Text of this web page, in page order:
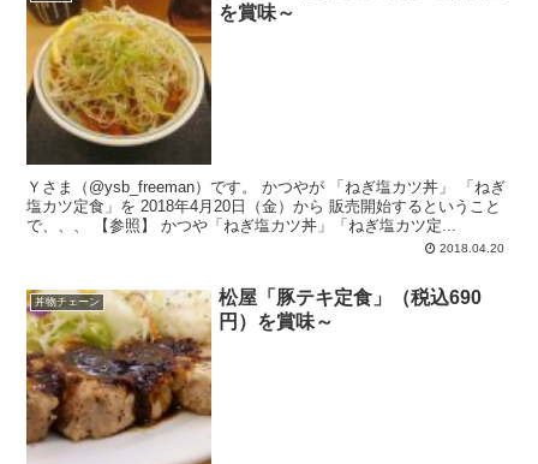
を賞味～
Ｙさま（@ysb_freeman）です。 かつやが 「ねぎ塩カツ丼」 「ねぎ
塩カツ定食」を 2018年4月20日（金）から 販売開始するということ
で、、、 【参照】 かつや「ねぎ塩カツ丼」「ねぎ塩カツ定...
2018.04.20
丼物チェーン
松屋「豚テキ定食」（税込690
円）を賞味～